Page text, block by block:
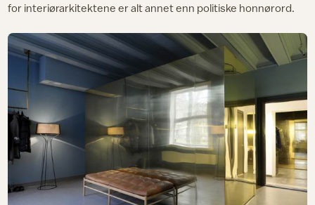
for interiørarkitektene er alt annet enn politiske honnørord.